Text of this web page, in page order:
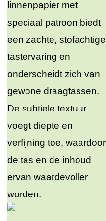
linnenpapier met
speciaal patroon biedt
een zachte, stofachtige
tastervaring en
onderscheidt zich van
gewone draagtassen.
De subtiele textuur
voegt diepte en
verfijning toe, waardoor
de tas en de inhoud
ervan waardevoller
worden.